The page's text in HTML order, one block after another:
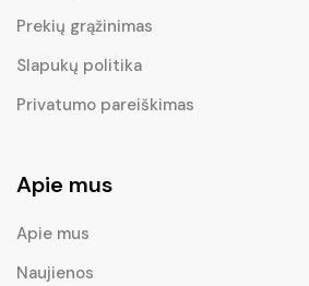
Prekių grąžinimas
Slapukų politika
Privatumo pareiškimas
Apie mus
Apie mus
Naujienos